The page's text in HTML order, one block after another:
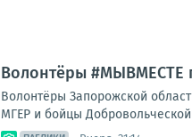
Волонтёры #МЫВМЕСТЕ
Волонтёры Запорожской
МГЕР и бойцы